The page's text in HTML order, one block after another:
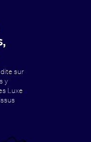
sur
y
Luxe